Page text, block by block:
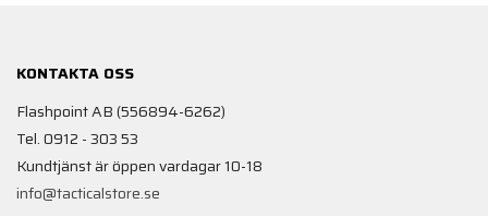
KONTAKTA OSS
Flashpoint AB (556894-6262)
Tel. 0912 - 303 53
Kundtjänst är öppen vardagar 10-18
info@tacticalstore.se